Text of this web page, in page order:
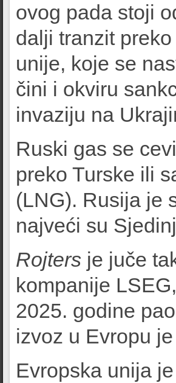
ovog pada stoji
dalji tranzit
unije, koje se
čini i okviru
invaziju na
Ruski gas se
preko Turske ili
(LNG). Rusija je
najveći su
Rojters je juče
kompanije
2025. godine
izvoz u Evropu
Evropska unija